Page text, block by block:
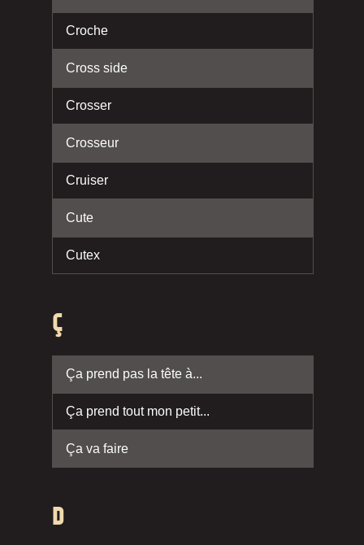
Croche
Cross side
Crosser
Crosseur
Cruiser
Cute
Cutex
Ç
Ça prend pas la tête à...
Ça prend tout mon petit...
Ça va faire
D